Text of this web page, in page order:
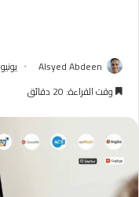
Alsyed Abdeen يونيو 16, 2026
وقت القراءة: 20 دقائق